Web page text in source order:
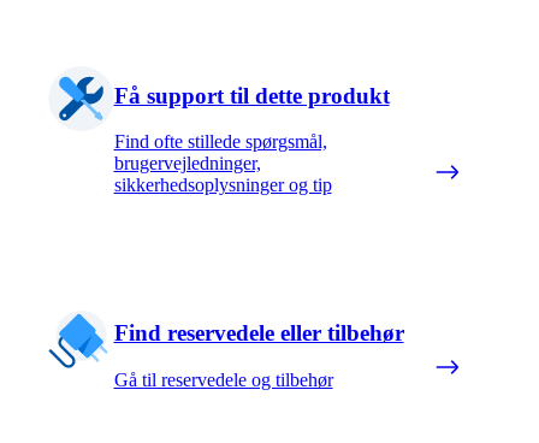
Få support til dette produkt
Find ofte stillede spørgsmål,
brugervejledninger,
sikkerhedsoplysninger og tip
Find reservedele eller tilbehør
Gå til reservedele og tilbehør